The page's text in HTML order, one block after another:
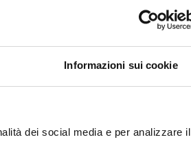
Informazioni sui cookie
dei social media e per analizzare il